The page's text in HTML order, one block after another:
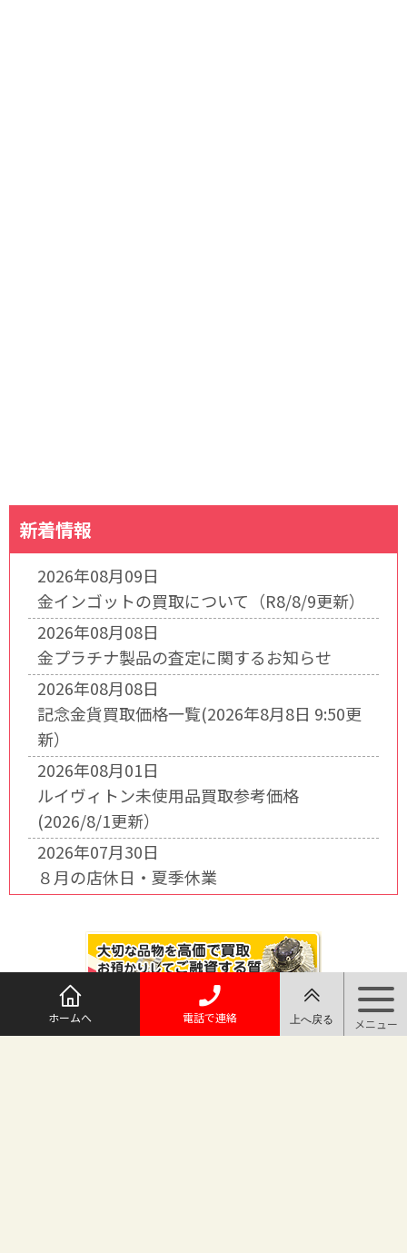
新着情報
2026年08月09日
金インゴットの買取について（R8/8/9更新）
2026年08月08日
金プラチナ製品の査定に関するお知らせ
2026年08月08日
記念金貨買取価格一覧(2026年8月8日 9:50更
新）
2026年08月01日
ルイヴィトン未使用品買取参考価格
(2026/8/1更新）
2026年07月30日
８月の店休日・夏季休業
ホームへ 電話で連絡